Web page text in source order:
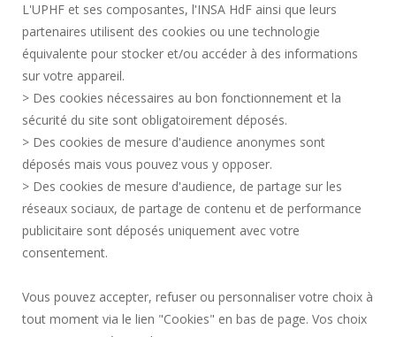
PUBLIC PROCUREMENT
LEGAL INFORMATION
PRESS AREA
RECRUITMENTS
SITE MAP
PERSONAL DATA
ACCESSIBILITY
L'UPHF et ses composantes, l'INSA HdF ainsi que leurs
partenaires utilisent des cookies ou une technologie
équivalente pour stocker et/ou accéder à des informations
sur votre appareil.
> Des cookies nécessaires au bon fonctionnement et la
sécurité du site sont obligatoirement déposés.
> Des cookies de mesure d'audience anonymes sont
déposés mais vous pouvez vous y opposer.
> Des cookies de mesure d'audience, de partage sur les
réseaux sociaux, de partage de contenu et de performance
publicitaire sont déposés uniquement avec votre
consentement.
Vous pouvez accepter, refuser ou personnaliser votre choix à
tout moment via le lien "Cookies" en bas de page. Vos choix